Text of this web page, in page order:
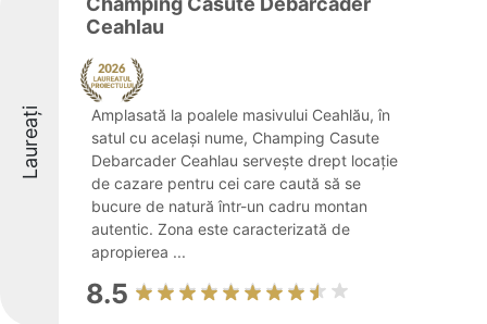
Laureați
Ceahlau
Amplasată la poalele masivului Ceahlău, în
satul cu același nume, Champing Casute
Debarcader Ceahlau servește drept locație
de cazare pentru cei care caută să se
bucure de natură într-un cadru montan
autentic. Zona este caracterizată de
apropierea ...
8.5